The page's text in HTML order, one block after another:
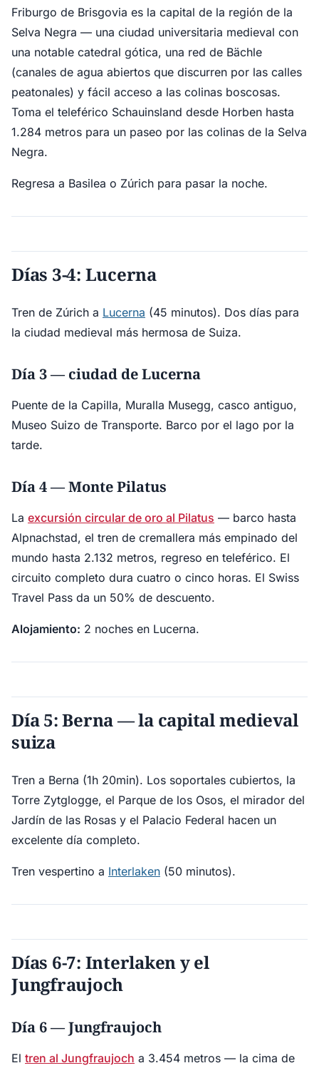
Friburgo de Brisgovia es la capital de la región de la
Selva Negra — una ciudad universitaria medieval con
una notable catedral gótica, una red de Bächle
(canales de agua abiertos que discurren por las calles
peatonales) y fácil acceso a las colinas boscosas.
Toma el teleférico Schauinsland desde Horben hasta
1.284 metros para un paseo por las colinas de la Selva
Negra.
Regresa a Basilea o Zúrich para pasar la noche.
Días 3-4: Lucerna
Tren de Zúrich a Lucerna (45 minutos). Dos días para
la ciudad medieval más hermosa de Suiza.
Día 3 — ciudad de Lucerna
Puente de la Capilla, Muralla Musegg, casco antiguo,
Museo Suizo de Transporte. Barco por el lago por la
tarde.
Día 4 — Monte Pilatus
La excursión circular de oro al Pilatus — barco hasta
Alpnachstad, el tren de cremallera más empinado del
mundo hasta 2.132 metros, regreso en teleférico. El
circuito completo dura cuatro o cinco horas. El Swiss
Travel Pass da un 50% de descuento.
Alojamiento: 2 noches en Lucerna.
Día 5: Berna — la capital medieval
suiza
Tren a Berna (1h 20min). Los soportales cubiertos, la
Torre Zytglogge, el Parque de los Osos, el mirador del
Jardín de las Rosas y el Palacio Federal hacen un
excelente día completo.
Tren vespertino a Interlaken (50 minutos).
Días 6-7: Interlaken y el
Jungfraujoch
Día 6 — Jungfraujoch
El tren al Jungfraujoch a 3.454 metros — la cima de